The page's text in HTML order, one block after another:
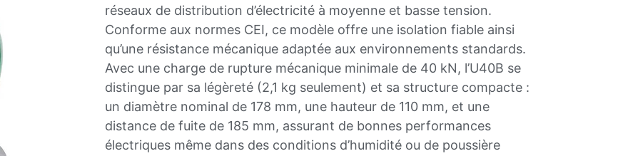
réseaux de distribution d’électricité à moyenne et basse tension.
Conforme aux normes CEI, ce modèle offre une isolation fiable ainsi
qu’une résistance mécanique adaptée aux environnements standards.
Avec une charge de rupture mécanique minimale de 40 kN, l’U40B se
distingue par sa légèreté (2,1 kg seulement) et sa structure compacte :
un diamètre nominal de 178 mm, une hauteur de 110 mm, et une
distance de fuite de 185 mm, assurant de bonnes performances
électriques même dans des conditions d’humidité ou de poussière